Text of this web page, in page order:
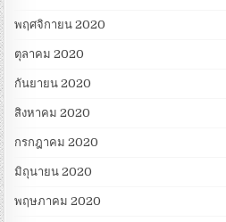
พฤศจิกายน 2020
ตุลาคม 2020
กันยายน 2020
สิงหาคม 2020
กรกฎาคม 2020
มิถุนายน 2020
พฤษภาคม 2020